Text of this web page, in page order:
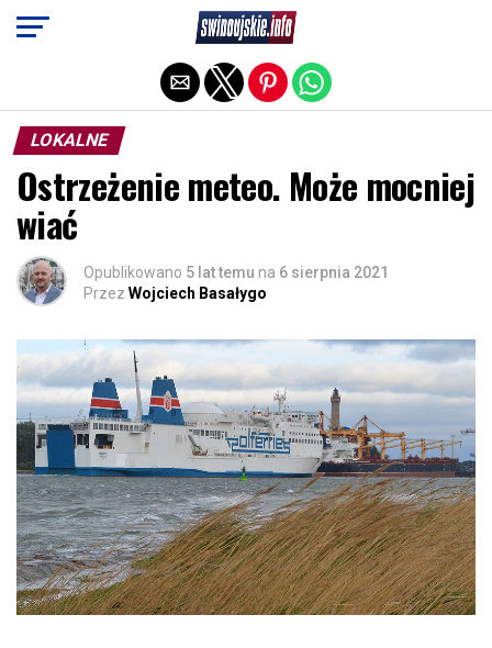
LOKALNE
Ostrzeżenie meteo. Może mocniej
wiać
Opublikowano 5 lat temu na 6 sierpnia 2021
Przez Wojciech Basałygo
Exit mobile version